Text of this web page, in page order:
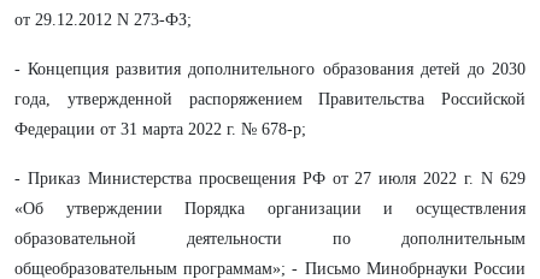
от 29.12.2012 N 273-ФЗ;
- Концепция развития дополнительного образования детей до 2030
года, утвержденной распоряжением Правительства Российской
Федерации от 31 марта 2022 г. № 678-р;
- Приказ Министерства просвещения РФ от 27 июля 2022 г. N 629
«Об утверждении Порядка организации и осуществления
образовательной деятельности по дополнительным
общеобразовательным программам»; - Письмо Минобрнауки России